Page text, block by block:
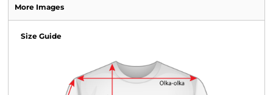
More Images
Size Guide